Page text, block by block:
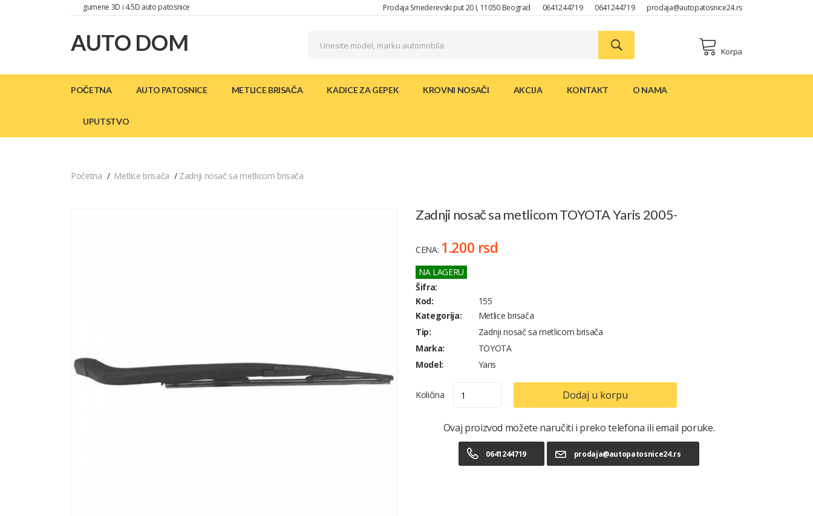
gumene 3D i 4.5D auto patosnice Prodaja Smederevski put 20 I, 11050 Beograd 0641244719 0641244719 prodaja@autopatosnice24.rs
AUTO DOM Korpa
POČETNA AUTO PATOSNICE METLICE BRISAČA KADICE ZA GEPEK KROVNI NOSAČI AKCIJA KONTAKT O NAMA
UPUTSTVO
Početna Metlice brisača Zadnji nosač sa metlicom brisača
Zadnji nosač sa metlicom TOYOTA Yaris 2005-
CENA: 1.200 rsd
NA LAGERU
Šifra:
Kod:
155
Kategorija:
Metlice brisača
Tip:
Zadnji nosač sa metlicom brisača
Marka:
TOYOTA
Model:
Yaris
Količina Dodaj u korpu
Ovaj proizvod možete naručiti i preko telefona ili email poruke.
0641244719 prodaja@autopatosnice24.rs